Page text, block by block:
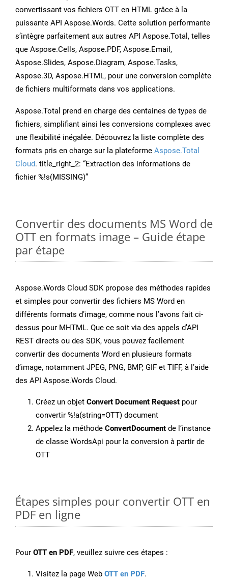
convertissant vos fichiers OTT en HTML grâce à la
puissante API Aspose.Words. Cette solution performante
s’intègre parfaitement aux autres API Aspose.Total, telles
que Aspose.Cells, Aspose.PDF, Aspose.Email,
Aspose.Slides, Aspose.Diagram, Aspose.Tasks,
Aspose.3D, Aspose.HTML, pour une conversion complète
de fichiers multiformats dans vos applications.
Aspose.Total prend en charge des centaines de types de
fichiers, simplifiant ainsi les conversions complexes avec
une flexibilité inégalée. Découvrez la liste complète des
formats pris en charge sur la plateforme Aspose.Total
Cloud. title_right_2: “Extraction des informations de
fichier %!s(MISSING)”
Convertir des documents MS Word de
OTT en formats image – Guide étape
par étape
Aspose.Words Cloud SDK propose des méthodes rapides
et simples pour convertir des fichiers MS Word en
différents formats d’image, comme nous l’avons fait ci-
dessus pour MHTML. Que ce soit via des appels d’API
REST directs ou des SDK, vous pouvez facilement
convertir des documents Word en plusieurs formats
d’image, notamment JPEG, PNG, BMP, GIF et TIFF, à l’aide
des API Aspose.Words Cloud.
Créez un objet Convert Document Request pour
convertir %!a(string=OTT) document
Appelez la méthode ConvertDocument de l’instance
de classe WordsApi pour la conversion à partir de
OTT
Étapes simples pour convertir OTT en
PDF en ligne
Pour OTT en PDF, veuillez suivre ces étapes :
Visitez la page Web OTT en PDF.